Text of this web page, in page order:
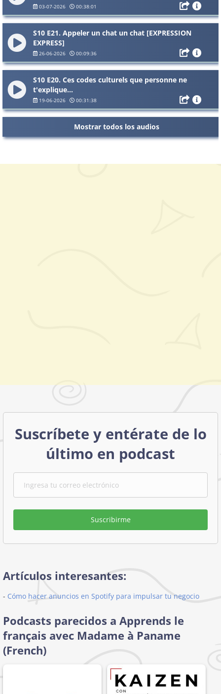
03-07-2026 00:38:01
S10 E21. Appeler un chat un chat [EXPRESSION
EXPRESS]
26-06-2026 00:09:36
S10 E20. Ces codes culturels que personne ne
t'explique...
19-06-2026 00:31:38
Mostrar todos los audios
Suscríbete y entérate de lo
último en podcast
Suscribirme
Artículos interesantes:
- Cómo hacer anuncios en Spotify para impulsar tu negocio
Podcasts parecidos a Apprends le
français avec Madame à Paname
(French)